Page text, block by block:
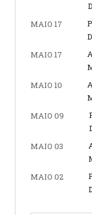
MAIO 17
MAIO 17
MAIO 10
MAIO 09
MAIO 03
MAIO 02